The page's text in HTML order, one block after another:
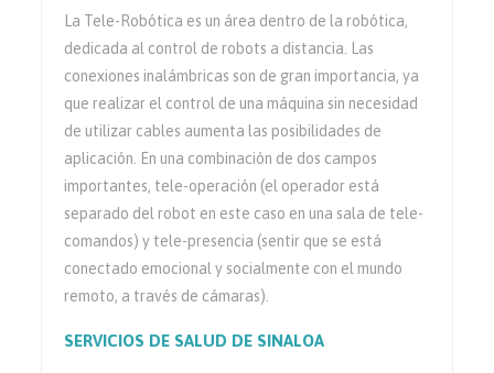
La Tele-Robótica es un área dentro de la robótica,
dedicada al control de robots a distancia. Las
conexiones inalámbricas son de gran importancia, ya
que realizar el control de una máquina sin necesidad
de utilizar cables aumenta las posibilidades de
aplicación. En una combinación de dos campos
importantes, tele-operación (el operador está
separado del robot en este caso en una sala de tele-
comandos) y tele-presencia (sentir que se está
conectado emocional y socialmente con el mundo
remoto, a través de cámaras).
SERVICIOS DE SALUD DE SINALOA